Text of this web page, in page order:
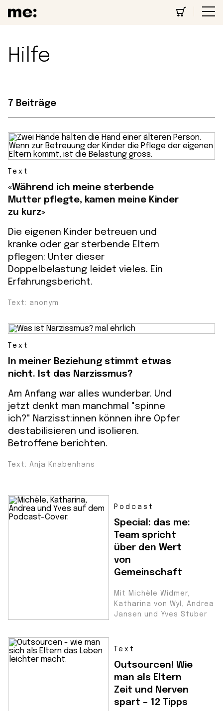
Hilfe
7 Beiträge
Text
«Während ich meine sterbende
Mutter pflegte, kamen meine Kinder
zu kurz»
Die eigenen Kinder betreuen und
kranke oder gar sterbende Eltern
pflegen: Unter dieser
Doppelbelastung leidet vieles. Ein
Erfahrungsbericht.
Text: anonym
Text
In meiner Beziehung stimmt etwas
nicht. Ist das Narzissmus?
Am Anfang war alles wunderbar. Und
jetzt denkt man manchmal "spinne
ich?" Narzisst:innen können ihre Opfer
destabilisieren und isolieren.
Betroffene berichten.
Text: Anja Knabenhans
Podcast
Special: das me:
Team spricht
über den Wert
von
Gemeinschaft
Mit Michèle Widmer,
Katharina von Wyl, Andrea
Jansen und Yves Stuber
Text
Outsourcen! Wie
man als Eltern
Zeit und Nerven
spart – 12 Tipps